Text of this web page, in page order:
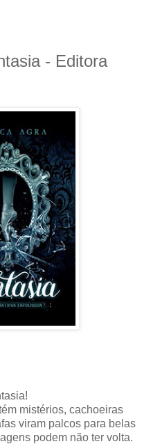
- Editora
mistérios, cachoeiras
viram palcos para belas
podem não ter volta.